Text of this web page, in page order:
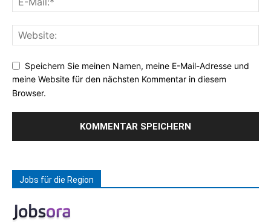
Speichern Sie meinen Namen, meine E-Mail-Adresse und
meine Website für den nächsten Kommentar in diesem
Browser.
Jobs für die Region